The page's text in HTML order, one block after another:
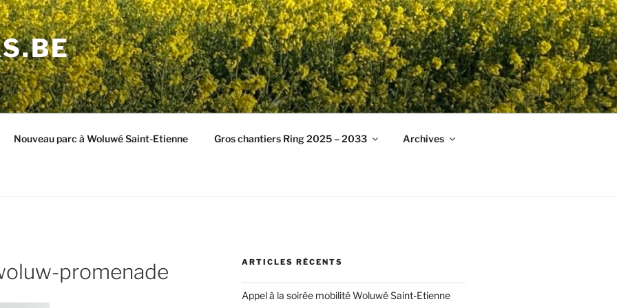
Nouveau parc à Woluwé Saint-Etienne Gros chantiers Ring 2025 – 2033 Archives
promenade ARTICLES RÉCENTS
Appel à la soirée mobilité Woluwé Saint-Etienne